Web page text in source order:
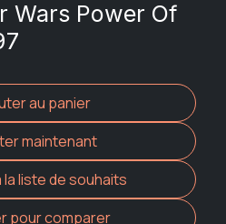
Wars Power Of
au panier
maintenant
pour comparer
liste de souhaits